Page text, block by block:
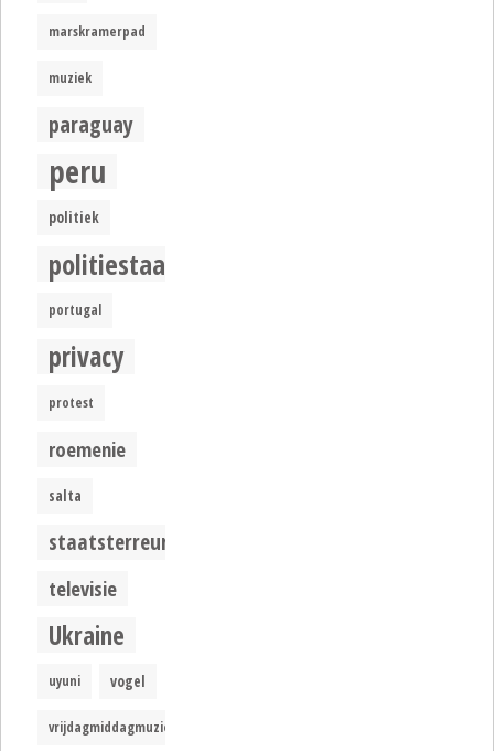
marskramerpad
muziek
paraguay
peru
politiek
politiestaat
portugal
privacy
protest
roemenie
salta
staatsterreur
televisie
Ukraine
uyuni vogel
vrijdagmiddagmuziek